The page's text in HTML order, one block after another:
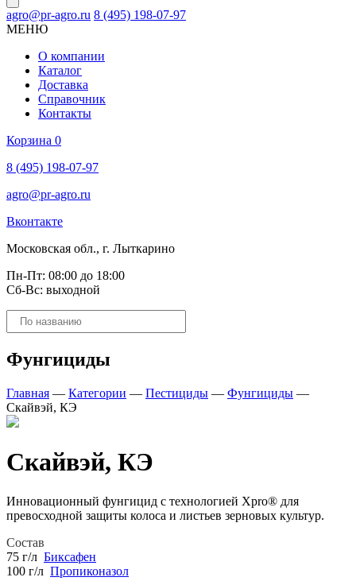
agro@pr-agro.ru 8 (495) 198-07-97
МЕНЮ
О компании
Каталог
Доставка
Справочник
Контакты
Корзина 0
8 (495) 198-07-97
agro@pr-agro.ru
Вконтакте
Московская обл., г. Лыткарино
Пн-Пт: 08:00 до 18:00
Сб-Вс: выходной
Поиск
товаров
Фунгициды
Главная — Категории — Пестициды — Фунгициды —
Скайвэй, КЭ
Скайвэй, КЭ
Инновационный фунгицид с технологией Xpro® для
превосходной защиты колоса и листьев зерновых культур.
Состав
75 г/л Биксафен
100 г/л Пропиконазол